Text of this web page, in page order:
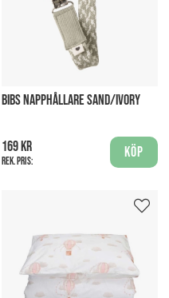
BIBS NAPPHÅLLARE SAND/IVORY
169 kr
Rek. pris:
Köp